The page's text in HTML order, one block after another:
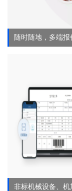
随时随地，多端
非标机械设备、机